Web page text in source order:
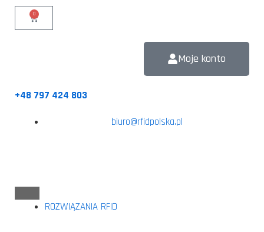
biuro@rfidpolska.pl
+48 797 424 803
Moje konto
0
ROZWIĄZANIA RFID